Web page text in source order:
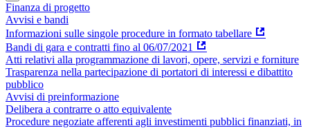
Finanza di progetto
Avvisi e bandi
Informazioni sulle singole procedure in formato tabellare
Bandi di gara e contratti fino al 06/07/2021
Atti relativi alla programmazione di lavori, opere, servizi e forniture
Trasparenza nella partecipazione di portatori di interessi e dibattito
pubblico
Avvisi di preinformazione
Delibera a contrarre o atto equivalente
Procedure negoziate afferenti agli investimenti pubblici finanziati, in